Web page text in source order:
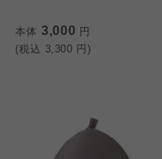
本体 3,000 円
(税込 3,300 円)